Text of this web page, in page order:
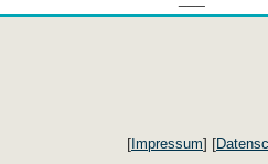
[ Impressum] [